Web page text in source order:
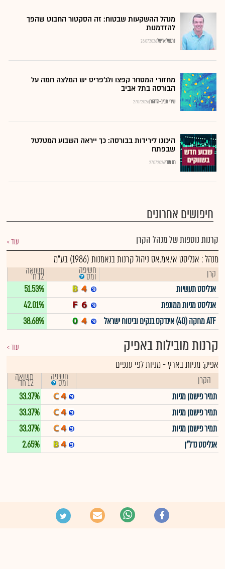
מנהל ההשקעות שבטוח: זה הסקטור החבוט שהפך
להזדמנות
28.07.2026נתנאל אריאל
מחזורי המסחר קפצו ולג'פריס יש המלצה חמה על
הבורסה בתל אביב
27.07.2026שירי חביב-ולדהורן
היכונו לירידות בבורסה: כך ייראה השבוע המטלטל
שבפתח
27.07.2026רם מורי
חיפושים אחרונים
קרנות נוספות של מנהל הקרן עוד
מנהל : אנליסט אי.אמ.אס ניהול קרנות בנאמנות (1986) בע"מ
קרן חשיפה
ומס תשואה
12 ח'
אנליסט תעשיות
51.53%
אנליסט מניות ממונפת
42.01%
ATF מחקה (40) אינדקס בנקים וביטוח ישראל
38.68%
קרנות מובילות באפיק עוד
אפיק:מניות בארץ-מניות לפי ענפים
הקרן חשיפה
ומס תשואה
12 חד'
תמיר פישמן מניות
33.37%
תמיר פישמן מניות
33.37%
תמיר פישמן מניות
33.37%
אנליסט נדל"ן
2.65%